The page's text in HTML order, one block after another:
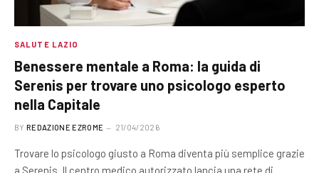
SALUTE LAZIO
Benessere mentale a Roma: la guida di
Serenis per trovare uno psicologo esperto
nella Capitale
BY REDAZIONE EZROME 21/04/2026
Trovare lo psicologo giusto a Roma diventa più semplice grazie
a Serenis. Il centro medico autorizzato lancia una rete di